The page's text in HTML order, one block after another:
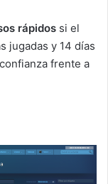
rápidos si el
jugadas y 14 días
frente a